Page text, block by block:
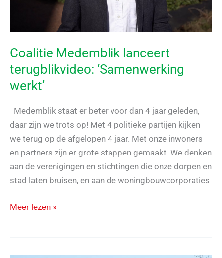
Coalitie Medemblik lanceert
terugblikvideo: ‘Samenwerking
werkt’
Medemblik staat er beter voor dan 4 jaar geleden,
daar zijn we trots op! Met 4 politieke partijen kijken
we terug op de afgelopen 4 jaar. Met onze inwoners
en partners zijn er grote stappen gemaakt. We denken
aan de verenigingen en stichtingen die onze dorpen en
stad laten bruisen, en aan de woningbouwcorporaties
Coalitie
Meer lezen »